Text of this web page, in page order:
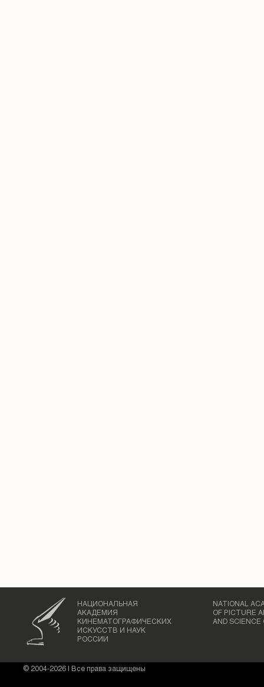
НАЦИОНАЛЬНАЯ
АКАДЕМИЯ
КИНЕМАТОГРАФИЧЕСКИХ
ИСКУССТВ И НАУК
РОССИИ
NATIONAL
OF PICTURE
AND SCIENCE
© 2004-2026 | Все права защищены